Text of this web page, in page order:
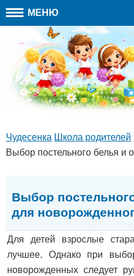
МЕНЮ
Чудесенка Школа родителей
Выбор постельного белья и
Выбор
для
Для детей взрослые
лучшее. Однако при
новорожденных следует